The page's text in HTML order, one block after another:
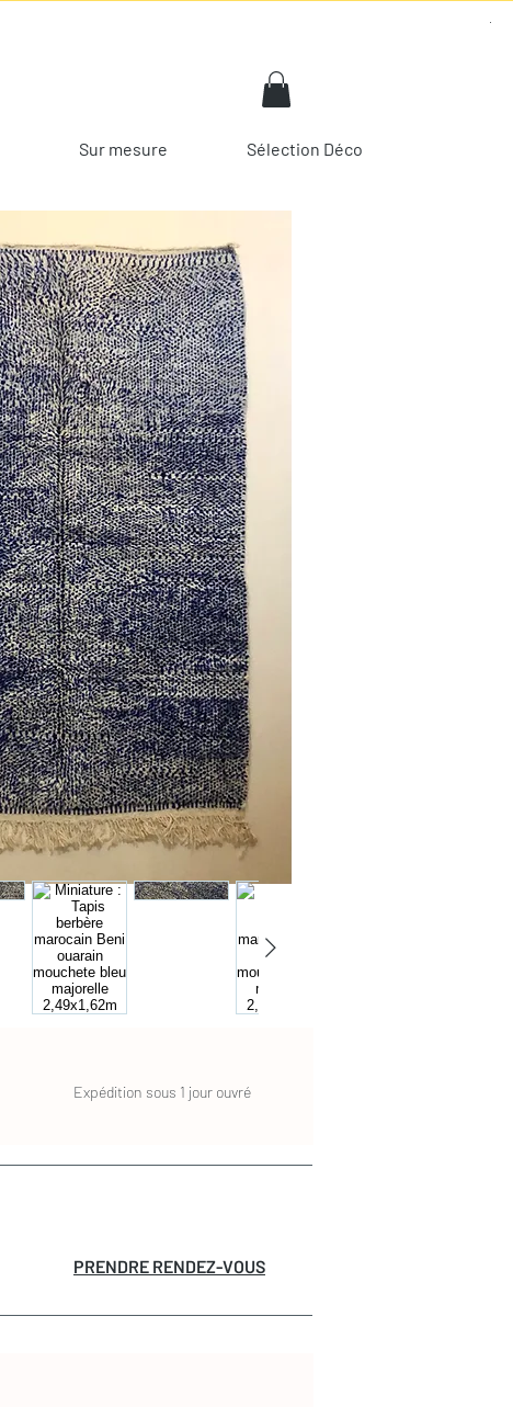
Sur mesure Sélection Déco
Expédition sous 1 jour ouvré
PRENDRE RENDEZ-VOUS